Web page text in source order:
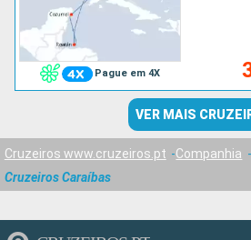
Pague em 4X
VER MAIS
Cruzeiros www.cruzeiros.pt Companhia
Cruzeiros Caraíbas